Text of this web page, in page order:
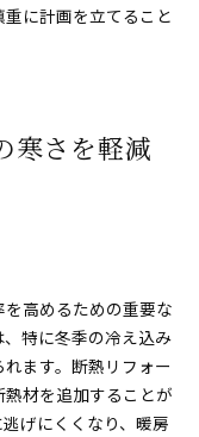
に計画を立てること
寒さを軽減
高めるための重要な
特に冬季の冷え込み
ます。断熱リフォー
材を追加することが
げにくくなり、暖房